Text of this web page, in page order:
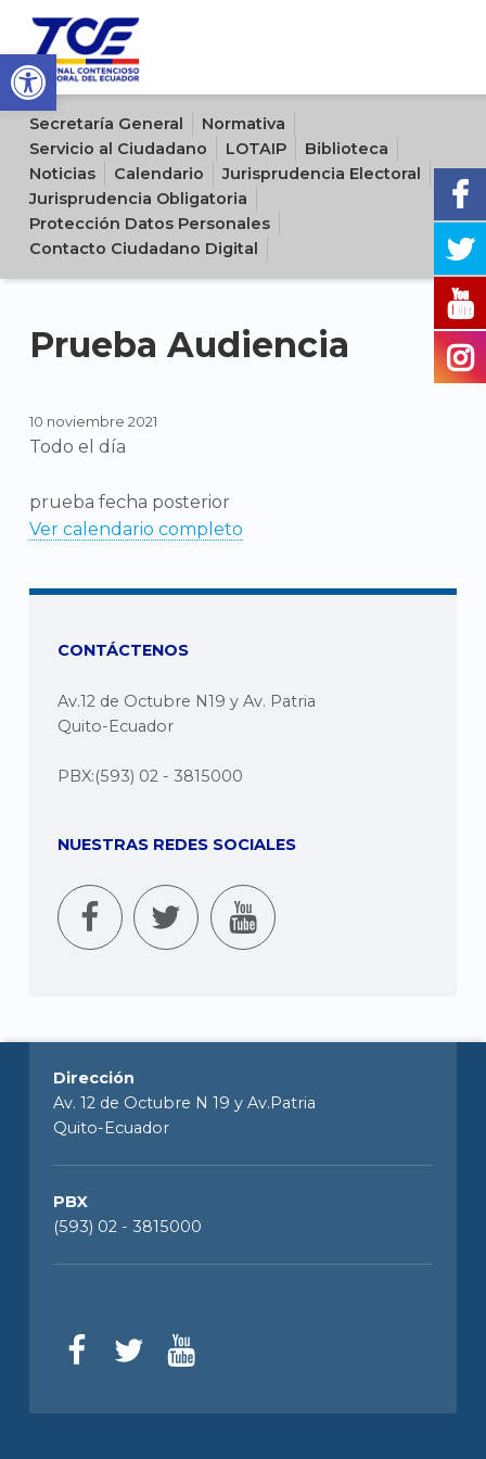
Open toolbar
Sitio oficial del Tribunal Contencioso Electoral del Ecuador
Secretaría General
Normativa
Servicio al Ciudadano
LOTAIP
Biblioteca
Noticias
Calendario
Jurisprudencia Electoral
Jurisprudencia Obligatoria
Protección Datos Personales
Contacto Ciudadano Digital
Prueba Audiencia
10 noviembre 2021
Todo el día
prueba fecha posterior
Ver calendario completo
CONTÁCTENOS
Av.12 de Octubre N19 y Av. Patria
Quito-Ecuador
PBX:(593) 02 - 3815000
NUESTRAS REDES SOCIALES
Dirección
Av. 12 de Octubre N 19 y Av.Patria
Quito-Ecuador
PBX
(593) 02 - 3815000